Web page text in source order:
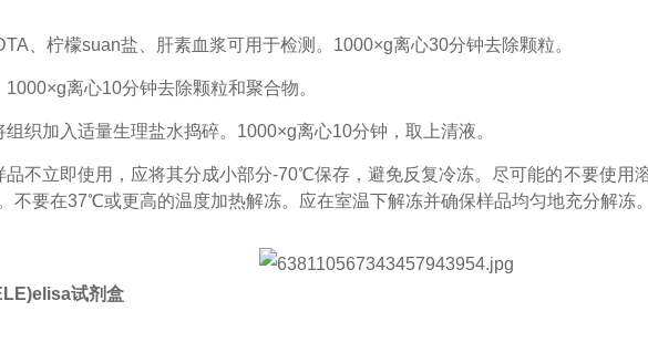
、柠檬suan盐、肝素血浆可用于检测。 1000×g离心30分钟去除颗粒。
离心10分钟去除颗粒和聚合物。
织加入适量生理盐水捣碎。1000×g离心10分钟，取上清液。
品不立即使用，应将其分成小部分-70℃保存，避免反复冷冻。尽可能的不要使用
不要在37℃或更高的温度加热解冻。应在室温下解冻并确保样品均匀地充分解冻。
试剂盒